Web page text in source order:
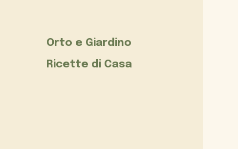
Orto e Giardino
Ricette di Casa